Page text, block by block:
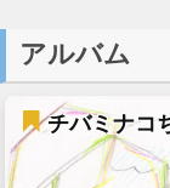
アルバム
チバミナコ